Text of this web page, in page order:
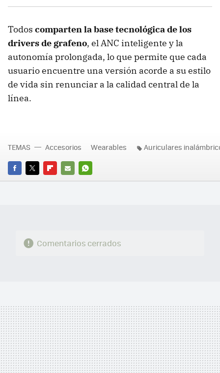
Todos comparten la base tecnológica de los
drivers de grafeno, el ANC inteligente y la
autonomía prolongada, lo que permite que cada
usuario encuentre una versión acorde a su estilo
de vida sin renunciar a la calidad central de la
línea.
FACEBOOK
TWITTERFLIPBOARD
E-
WHATSAPP
TEMAS Accesorios Wearables Auriculares
Comentarios cerrados